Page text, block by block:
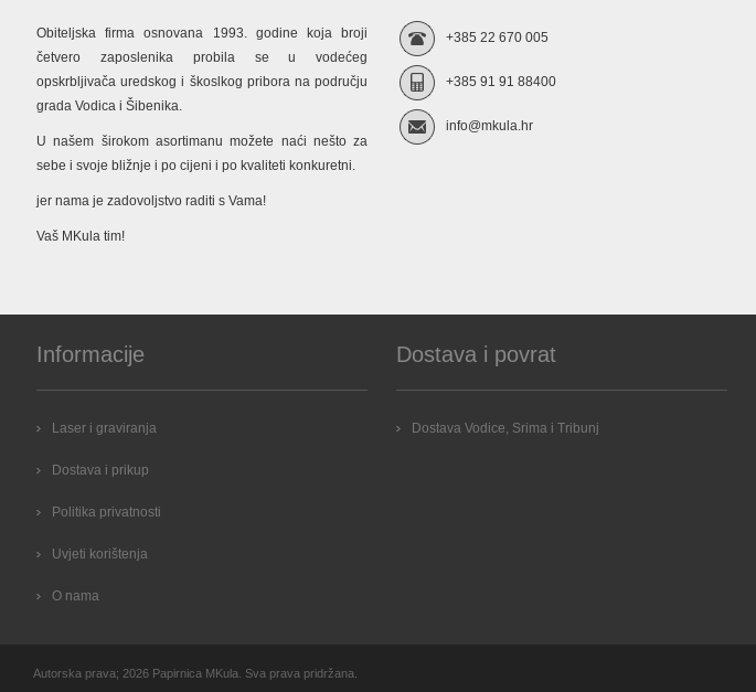
Obiteljska firma osnovana 1993. godine koja broji
četvero zaposlenika probila se u vodećeg
opskrbljivača uredskog i škoslkog pribora na području
grada Vodica i Šibenika.
U našem širokom asortimanu možete naći nešto za
sebe i svoje bližnje i po cijeni i po kvaliteti konkuretni.
jer nama je zadovoljstvo raditi s Vama!
Vaš MKula tim!
+385 22 670 005
+385 91 91 88400
info@mkula.hr
Informacije
Laser i graviranja
Dostava i prikup
Politika privatnosti
Uvjeti korištenja
O nama
Dostava i povrat
Dostava Vodice, Srima i Tribunj
Autorska prava; 2026 Papirnica MKula. Sva prava pridržana.